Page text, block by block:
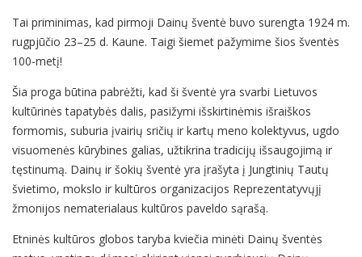
Tai priminimas, kad pirmoji Dainų šventė buvo surengta 1924 m.
rugpjūčio 23–25 d. Kaune. Taigi šiemet pažymime šios šventės
100-metį!
Šia proga būtina pabrėžti, kad ši šventė yra svarbi Lietuvos
kultūrinės tapatybės dalis, pasižymi išskirtinėmis išraiškos
formomis, suburia įvairių sričių ir kartų meno kolektyvus, ugdo
visuomenės kūrybines galias, užtikrina tradicijų išsaugojimą ir
tęstinumą. Dainų ir šokių šventė yra įrašyta į Jungtinių Tautų
švietimo, mokslo ir kultūros organizacijos Reprezentatyvųjį
žmonijos nematerialaus kultūros paveldo sąrašą.
Etninės kultūros globos taryba kviečia minėti Dainų šventės